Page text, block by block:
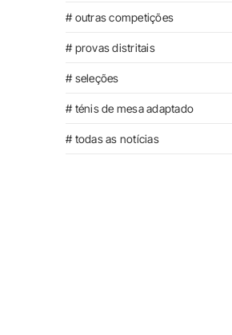
# outras competições
# provas distritais
# seleções
# ténis de mesa adaptado
# todas as notícias